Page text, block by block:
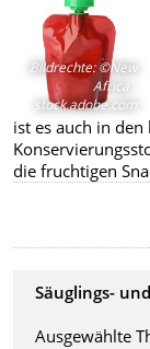
Bildrechte:©New
Africa -
stock.adobe.com
ist es auch in
die fruchtigen
Säuglings-
Ausgewählte